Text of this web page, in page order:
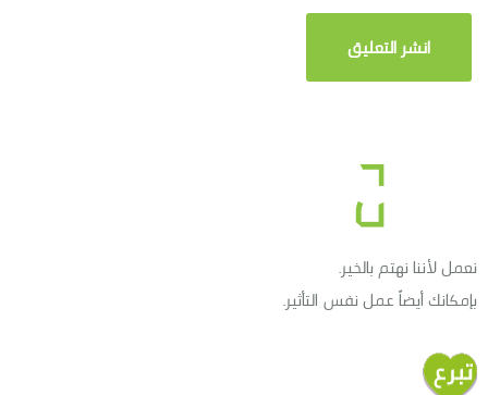
نعمل لأننا نهتم بالخير.
بإمكانك أيضاً عمل نفس التأثير.